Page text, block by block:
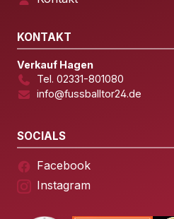
KONTAKT
Verkauf Hagen
Tel. 02331-801080
info@fussballtor24.de
SOCIALS
Facebook
Instagram